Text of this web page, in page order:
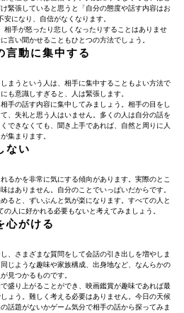
緊張していると思うと「自分の態度や話す内容はお
安になり、自信がなくなります。
相手が怒ったり悲しくなったりすることはありませ
言い聞かせることもひとつの方法でしょう。
言動に集中する
まうという人は、相手に集中することもよい方法で
も意識しすぎると、人は緊張します。
手の話す内容に集中してみましょう。相手の目をし
、失礼と思う人はいません。多くの人は自分の話を
できなくても、聞き上手であれば、自然と周りに人
が集まります。
ない
るかを非常に気にする傾向があります。実際のとこ
はありません。自分のことでいっぱいだからです。
ると、ずいぶんと気が楽になります。すべての人と
人に好かれる必要もないと考えてみましょう。
心がける
、さまざまな質問をして会話の引き出しを増やしま
じような趣味や家族構成、出身地など、なんらかの
見つかるものです。
盛り上がることができ、映画鑑賞が趣味であれば最
ょう。難しく考える必要はありません。今日の天候
話題がないかゲーム気分で相手の話から探ってみま